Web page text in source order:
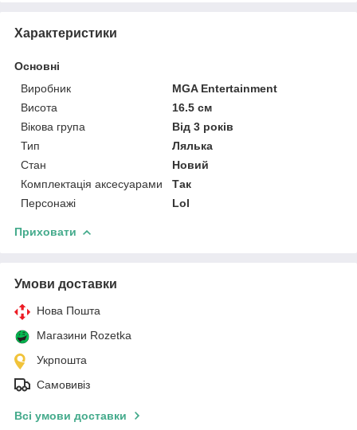
Характеристики
Основні
Виробник
MGA Entertainment
Висота
16.5 см
Вікова група
Від 3 років
Тип
Лялька
Стан
Новий
Комплектація аксесуарами
Так
Персонажі
Lol
Приховати
Умови доставки
Нова Пошта
Магазини Rozetka
Укрпошта
Самовивіз
Всі умови доставки